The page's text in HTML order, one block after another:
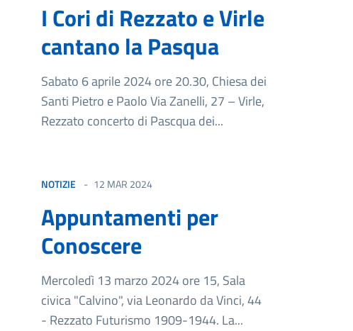
I Cori di Rezzato e Virle
cantano la Pasqua
Sabato 6 aprile 2024 ore 20.30, Chiesa dei
Santi Pietro e Paolo Via Zanelli, 27 – Virle,
Rezzato concerto di Pascqua dei...
NOTIZIE 12 MAR 2024
Appuntamenti per
Conoscere
Mercoledì 13 marzo 2024 ore 15, Sala
civica "Calvino", via Leonardo da Vinci, 44
- Rezzato Futurismo 1909-1944. La...